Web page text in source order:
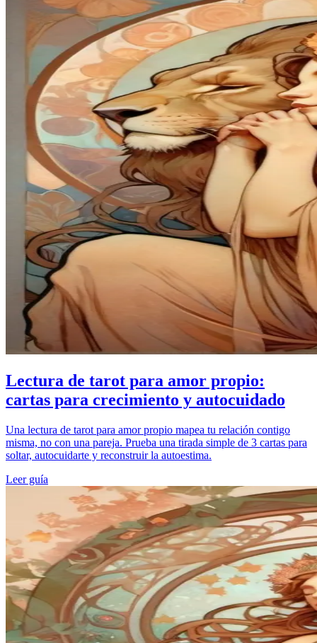
Lectura de tarot para amor propio:
cartas para crecimiento y autocuidado
Una lectura de tarot para amor propio mapea tu relación contigo
misma, no con una pareja. Prueba una tirada simple de 3 cartas para
soltar, autocuidarte y reconstruir la autoestima.
Leer guía